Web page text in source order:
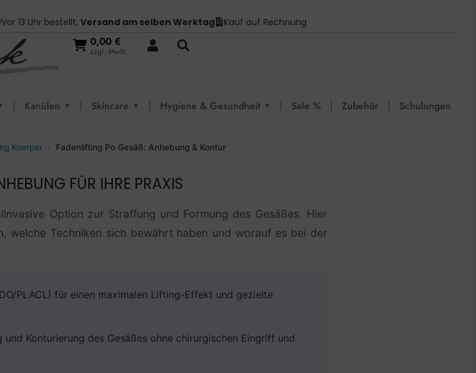
Vor 13 Uhr bestellt, Versand am selben Werktag Kauf auf Rechnung
0,00 €
zzgl. MwSt.
| Kanülen ▼ | Skincare ▼ | Hygiene & Gesundheit ▼ | Sale % | Zubehör | Schulungen
Koerper Fadenlifting Po Gesäß: Anhebung & Kontur
FÜR IHRE PRAXIS
Option zur Straffung und Formung des Gesäßes. Hier
welche Techniken sich bewährt haben und worauf es bei der
PLACL) für einen maximalen Lifting-Effekt und gezielte
und Konturierung des Gesäßes ohne chirurgischen Eingriff und